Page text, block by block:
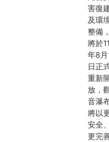
害復
及環
整備
將於
年8月
日正
重新
放，
音瀑
將以
安全
更完